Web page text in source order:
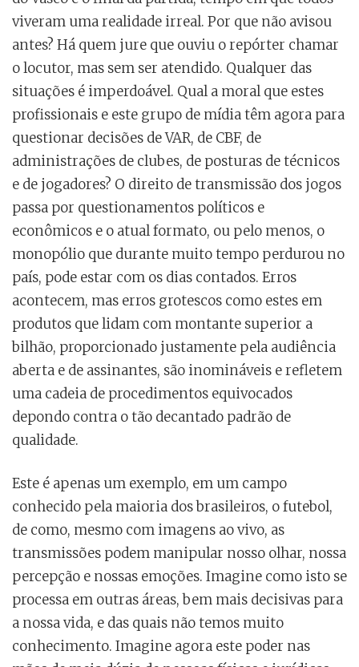
viveram uma realidade irreal. Por que não avisou
antes? Há quem jure que ouviu o repórter chamar
o locutor, mas sem ser atendido. Qualquer das
situações é imperdoável. Qual a moral que estes
profissionais e este grupo de mídia têm agora para
questionar decisões de VAR, de CBF, de
administrações de clubes, de posturas de técnicos
e de jogadores? O direito de transmissão dos jogos
passa por questionamentos políticos e
econômicos e o atual formato, ou pelo menos, o
monopólio que durante muito tempo perdurou no
país, pode estar com os dias contados. Erros
acontecem, mas erros grotescos como estes em
produtos que lidam com montante superior a
bilhão, proporcionado justamente pela audiência
aberta e de assinantes, são inomináveis e refletem
uma cadeia de procedimentos equivocados
depondo contra o tão decantado padrão de
qualidade.
Este é apenas um exemplo, em um campo
conhecido pela maioria dos brasileiros, o futebol,
de como, mesmo com imagens ao vivo, as
transmissões podem manipular nosso olhar, nossa
percepção e nossas emoções. Imagine como isto se
processa em outras áreas, bem mais decisivas para
a nossa vida, e das quais não temos muito
conhecimento. Imagine agora este poder nas